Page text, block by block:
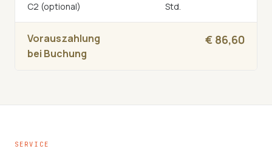
C2 (optional)
Std.
Vorauszahlung
bei Buchung
€ 86,60
SERVICE